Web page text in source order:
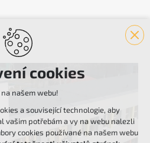
cookies
našem webu!
a související technologie, aby
vašim potřebám a vy na webu nalezli
cookies používané na našem webu